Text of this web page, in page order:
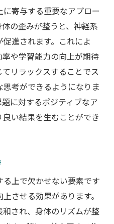
寄与する重要なアプロー
の歪みが整うと、神経系
進されます。これによ
や学習能力の向上が期待
リラックスすることでス
考ができるようになりま
に対するポジティブなア
い結果を生むことができ
上で欠かせない要素です
させる効果があります。
され、身体のリズムが整